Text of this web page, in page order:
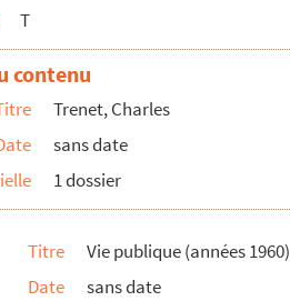
T
contenu
Trenet, Charles
sans date
1 dossier
Titre
Vie publique (années 1960)
Date
sans date